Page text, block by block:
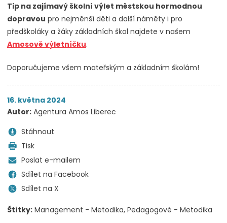
Tip na zajímavý školní výlet městskou hormodnou
dopravou pro nejměnší děti a další náměty i pro
předškoláky a žáky základních škol najdete v našem
Amosově výletníčku.
Doporučujeme všem mateřským a základním školám!
16. května 2024
Autor: Agentura Amos Liberec
Stáhnout
Tisk
Poslat e-mailem
Sdílet na Facebook
Sdílet na X
Štítky: Management - Metodika Pedagogové - Metodika